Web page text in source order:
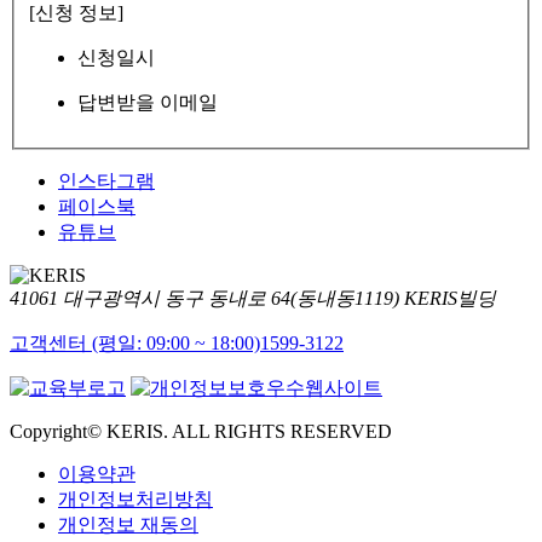
[신청 정보]
신청일시
답변받을 이메일
인스타그램
페이스북
유튜브
41061 대구광역시 동구 동내로 64(동내동1119) KERIS빌딩
고객센터 (평일: 09:00 ~ 18:00)1599-3122
Copyright© KERIS. ALL RIGHTS RESERVED
이용약관
개인정보처리방침
개인정보 재동의